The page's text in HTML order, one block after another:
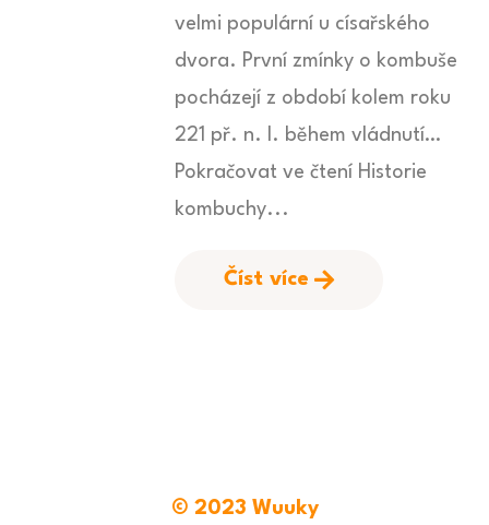
velmi populární u císařského
dvora. První zmínky o kombuše
pocházejí z období kolem roku
221 př. n. l. během vládnutí…
Pokračovat ve čtení Historie
kombuchy...
Číst více
© 2023 Wuuky